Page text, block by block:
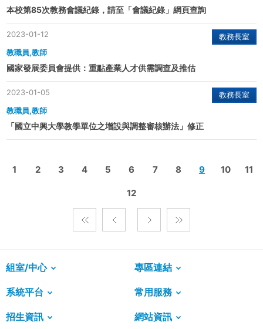
本校第85次教務會議紀錄，請至「會議紀錄」網頁查詢
教務長室
教職員,教師
2023-01-12
國家發展委員會提供：重點產業人才供需調查及推估
教務長室
教職員,教師
2023-01-05
「國立中興大學教學單位之增設與調整審核辦法」修正
1 2 3 4 5 6 7 8 9 10 11
12
組室/中心 專區連結
系統平台 常用服務
招生資訊 網站資訊